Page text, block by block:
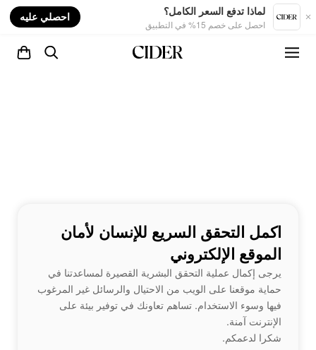
لماذا تدفع السعر الكامل؟
احصل على خصم 15% في التطبيق
احصلي عليه
اكمل التحقق السريع للإنسان لأمان
الموقع الإلكتروني
يرجى إكمال عملية التحقق البشرية القصيرة لمساعدتنا في
حماية موقعنا على الويب من الاحتيال والرسائل غير المرغوب
فيها وسوء الاستخدام. تساهم تعاونك في توفير بيئة على
الإنترنت آمنة.
شكرا لدعمكم.